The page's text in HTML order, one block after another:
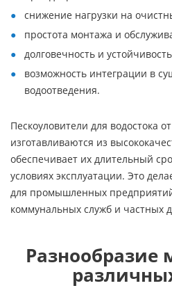
снижение нагрузки на
простота монтажа и
долговечность и
возможность интеграции в
водоотведения.
Пескоуловители для водостока
изготавливаются из
обеспечивает их длительный
условиях эксплуатации. Это
для промышленных
коммунальных служб и частных
Разнообразие